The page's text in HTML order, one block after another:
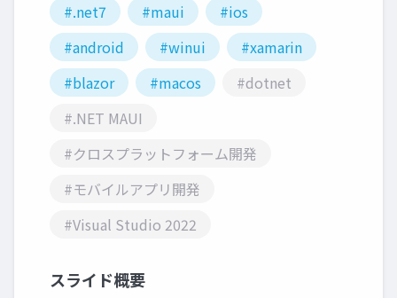
#.net7 #maui
#ios
#android
#winui
#xamarin
#blazor
#macos
#dotnet
#.NET MAUI
#クロスプラットフォーム開発
#モバイルアプリ開発
#Visual Studio 2022
スライド概要